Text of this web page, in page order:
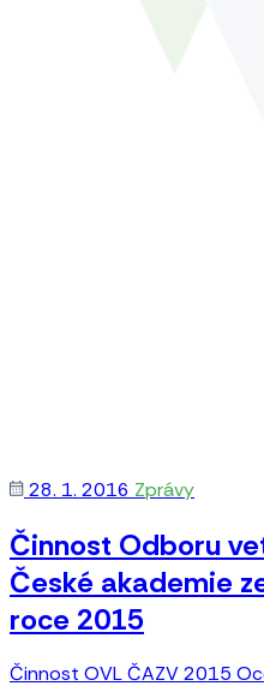
28. 1. 2016 Zprávy
Činnost Odboru
České akademie
roce 2015
Činnost OVL ČAZV 2015